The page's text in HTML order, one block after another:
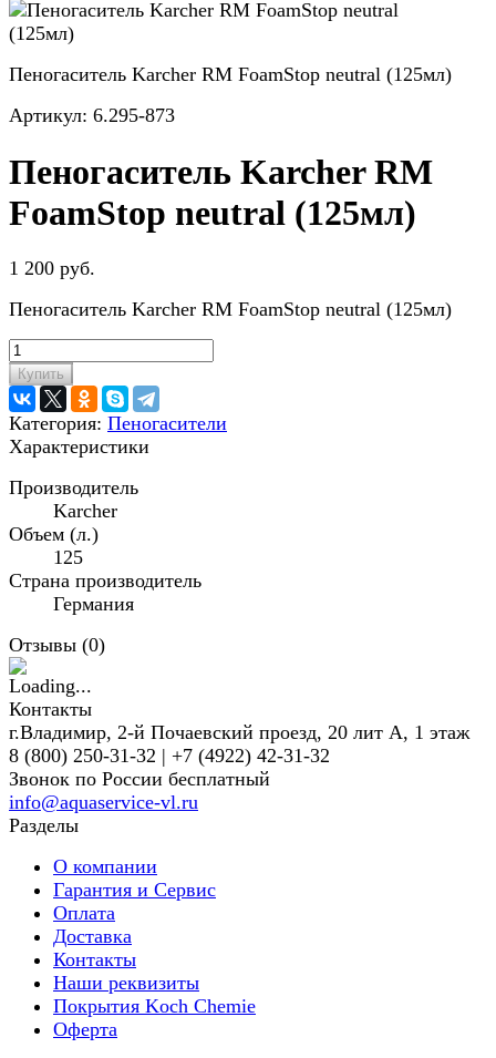
Пеногаситель Karcher RM FoamStop neutral (125мл)
Артикул: 6.295-873
Пеногаситель Karcher RM
FoamStop neutral (125мл)
1 200 руб.
Пеногаситель Karcher RM FoamStop neutral (125мл)
Купить
Категория: Пеногасители
Характеристики
Производитель
Karcher
Объем (л.)
125
Страна производитель
Германия
Отзывы (0)
Контакты
г.Владимир, 2-й Почаевский проезд, 20 лит А, 1 этаж
8 (800) 250-31-32 | +7 (4922) 42-31-32
Звонок по России бесплатный
info@aquaservice-vl.ru
Разделы
О компании
Гарантия и Сервис
Оплата
Доставка
Контакты
Наши реквизиты
Покрытия Koch Chemie
Оферта